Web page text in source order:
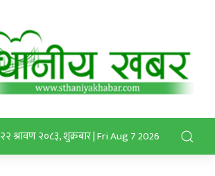
२२ श्रावण २०८३, शुक्रबार | Fri Aug 7 2026